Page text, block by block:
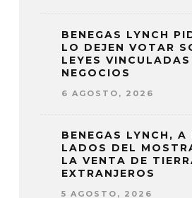
BENEGAS LYNCH
LO DEJEN VOTAR
LEYES
NEGOCIOS
6 AGOSTO, 2026
BENEGAS LYNCH, A
LADOS DEL
LA VENTA DE
EXTRANJEROS
5 AGOSTO, 2026